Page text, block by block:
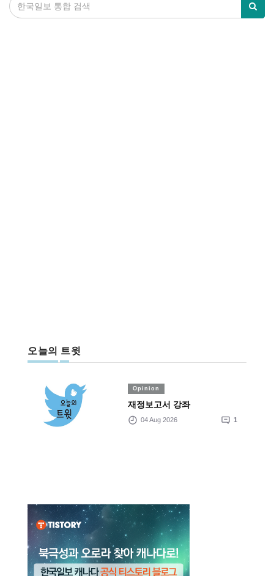
오늘의 트윗
Opinion
재정보고서 강좌
04 Aug 2026 1